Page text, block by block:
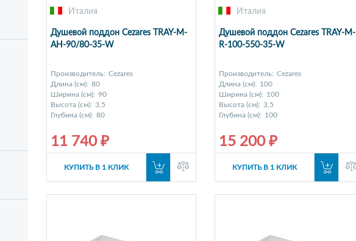
Италия
Душевой поддон Cezares TRAY-M-
AH-90/80-35-W
Производитель: Cezares
Длина (см): 80
Ширина (см): 90
Высота (см): 3,5
Глубина (см): 80
11 740 ₽
КУПИТЬ В 1 КЛИК
Италия
Душевой поддон Cezares TRAY-M-
R-100-550-35-W
Производитель: Cezares
Длина (см): 100
Ширина (см): 100
Высота (см): 3,5
Глубина (см): 100
15 200 ₽
КУПИТЬ В 1 КЛИК